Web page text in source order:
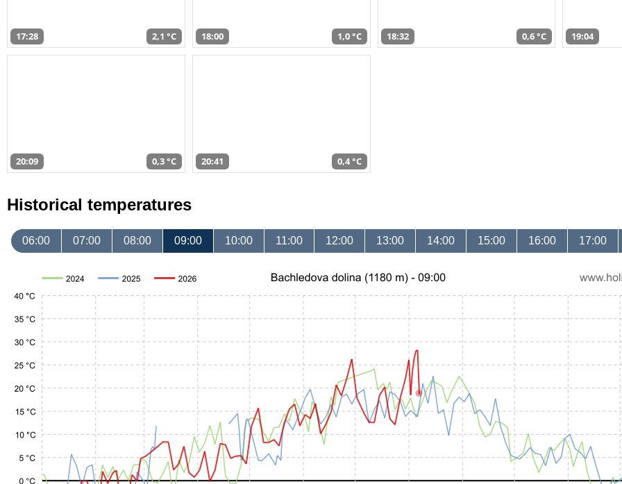
17:28 2,1 °C 18:00 1,0 °C 18:32 0,6 °C 19:04
20:09 0,3 °C 20:41 0,4 °C
Historical temperatures
06:00 07:00 08:00 09:00 10:00 11:00 12:00 13:00 14:00 15:00 16:00 17:00